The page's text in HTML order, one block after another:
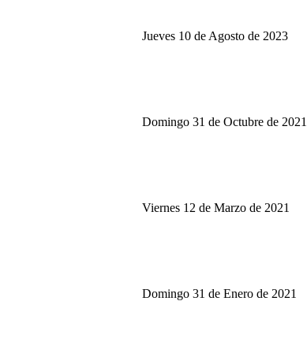
Jueves 10 de Agosto de 2023
Domingo 31 de Octubre de 2021
Viernes 12 de Marzo de 2021
Domingo 31 de Enero de 2021